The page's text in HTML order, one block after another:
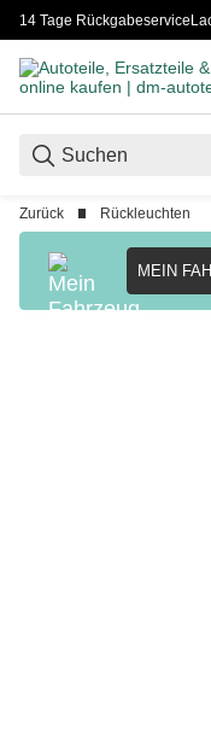
14 Tage Rückgabeservice
Zurück Rückleuchten
MEIN